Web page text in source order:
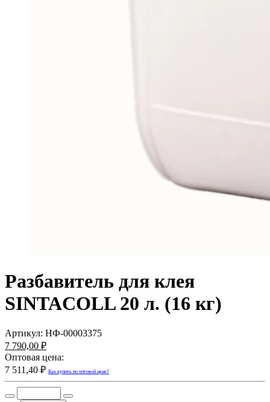
Разбавитель для клея
SINTACOLL 20 л. (16 кг)
Артикул: НФ-00003375
7 790,00 ₽
Оптовая цена:
7 511,40 ₽ Как купить по оптовой цене?